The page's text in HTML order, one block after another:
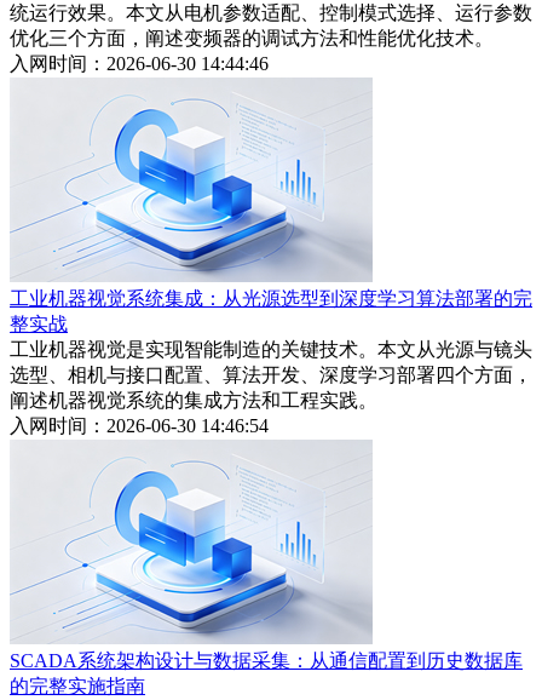
统运行效果。本文从电机参数适配、控制模式选择、运行参数
优化三个方面，阐述变频器的调试方法和性能优化技术。
入网时间：2026-06-30 14:44:46
工业机器视觉系统集成：从光源选型到深度学习算法部署的完
整实战
工业机器视觉是实现智能制造的关键技术。本文从光源与镜头
选型、相机与接口配置、算法开发、深度学习部署四个方面，
阐述机器视觉系统的集成方法和工程实践。
入网时间：2026-06-30 14:46:54
SCADA系统架构设计与数据采集：从通信配置到历史数据库
的完整实施指南